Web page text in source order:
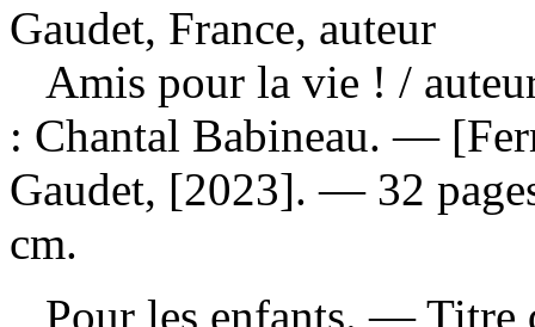
Gaudet, France, auteur
Amis pour la vie ! /
: Chantal Babineau. —
Gaudet, [2023]. — 32
cm.
Pour les enfants. —